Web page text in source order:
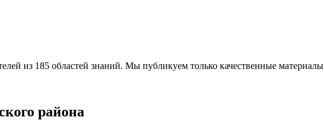
из 185 областей знаний. Мы публикуем только качественные материалы
района